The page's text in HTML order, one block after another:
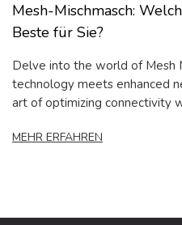
Mesh-Mischmasch:
Beste für Sie?
Delve into the world of Mesh
technology meets enhanced
art of optimizing connectivity
MEHR ERFAHREN